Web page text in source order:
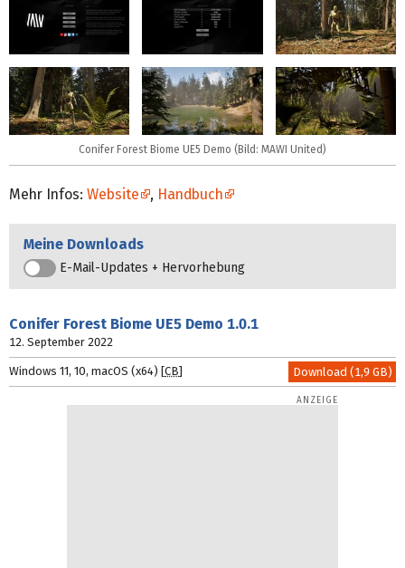
Conifer Forest Biome UE5 Demo (Bild: MAWI United)
Mehr Infos: Website , Handbuch
Meine Downloads
E-Mail-Updates + Hervorhebung
Conifer Forest Biome UE5 Demo 1.0.1
12. September 2022
Windows 11, 10, macOS (x64) [CB] Download (1,9 GB)